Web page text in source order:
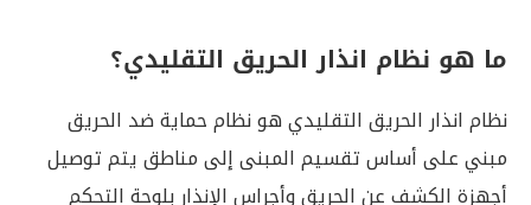
ما هو نظام انذار الحريق التقليدي؟
نظام انذار الحريق التقليدي هو نظام حماية ضد الحريق
مبني على أساس تقسيم المبنى إلى مناطق يتم توصيل
أجهزة الكشف عن الحريق وأجراس الإنذار بلوحة التحكم